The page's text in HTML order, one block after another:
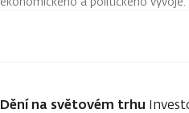
Dění na světovém trhu